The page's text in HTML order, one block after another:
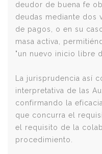
deudor de buena fe
deudas mediante dos
de pagos, o en su
masa activa,
"un nuevo inicio libre
La jurisprudencia así
interpretativa de las
confirmando la
que concurra el
el requisito de la
procedimiento.